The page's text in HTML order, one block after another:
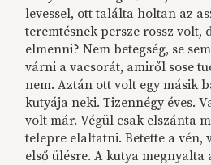
levessel, ott találta holtan az
teremtésnek persze rossz volt,
elmenni? Nem betegség, se
várni a vacsorát, amiről sose
nem. Aztán ott volt egy másik
kutyája neki. Tizennégy éves.
volt már. Végül csak elszánta
telepre elaltatni. Betette a vén,
első ülésre. A kutya megnyalta